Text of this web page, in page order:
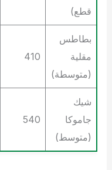
قطع)
بطاطس
مقلية
(متوسطة)
410
شيك
جاموكا
(متوسط)
540